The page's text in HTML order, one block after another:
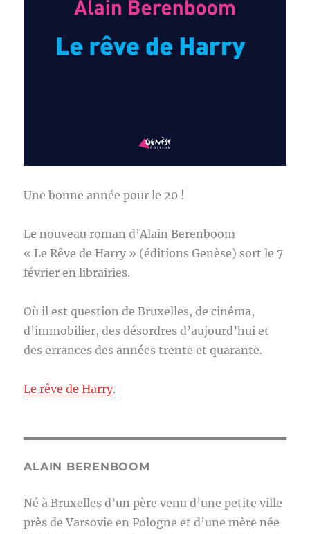
Une bonne année pour le 20 !
Le nouveau roman d’Alain Berenboom
« Le Rêve de Harry » (éditions Genèse) sort le 7
février en librairies.
Où il est question de Bruxelles, de cinéma,
d’immobilier, des désordres d’aujourd’hui et
des errances des années trente et quarante.
Le rêve de Harry.
ALAIN BERENBOOM
Né à Bruxelles d’un père venu d’une petite ville
près de Varsovie en Pologne et d’une mère née